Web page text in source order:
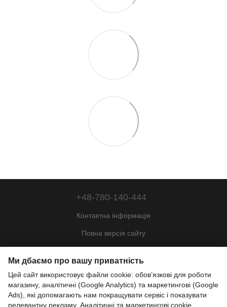
+48-780-140-444
Контактна інформація
Повна версія сайту
Motohill Poland
Pl Укр Рус Eng
Ми дбаємо про вашу приватність
Цей сайт використовує файли cookie: обов’язкові для роботи
магазину, аналітичні (Google Analytics) та маркетингові (Google
Ads), які допомагають нам покращувати сервіс і показувати
релевантну рекламу. Аналітичні та маркетингові cookie